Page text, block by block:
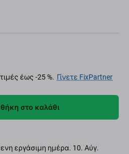
έως -25 %. Γίνετε FixPartner
στο καλάθι
εργάσιμη ημέρα. 10. Αύγ.